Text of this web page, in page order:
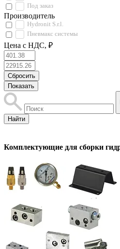
Под заказ
Производитель
Hydronit S.r.l.
Пневмакс системы
Цена с НДС, ₽
Найти
Комплектующие для сборки